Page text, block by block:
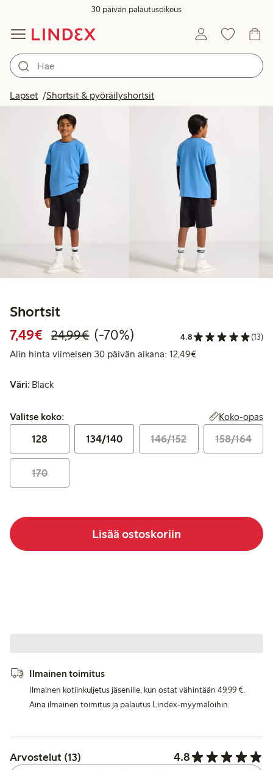
30 päivän palautusoikeus
Lapset Shortsit & pyöräilyshortsit
Shortsit
7,49€ Alennettu hinta: 7,49 €
24,99€Normaalihinta: 24,99 €
70% alennus
(-70%) 4.8 (13)
Alin hinta viimeisen 30 päivän aikana: 12,49€Alin hinta
Väri: Black
Valitse koko:
Valitse koko: Koko-opas
128 134/140 146/152 158/164
170
Lisää ostoskoriin
Ilmainen toimitus
Ilmainen kotiinkuljetus jäsenille, kun ostat vähintään 49,99 €.
Aina ilmainen toimitus ja palautus Lindex-myymälöihin.
Arvostelut (13) 4.8